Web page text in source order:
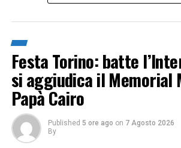
Festa Torino: batte
si aggiudica il Memorial
Papà Cairo
Published 5 ore ago on 7 Agosto 2026
By